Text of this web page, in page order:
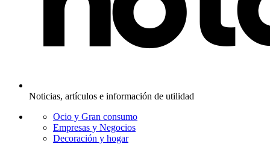
Noticias, artículos e información de utilidad
Ocio y Gran consumo
Empresas y Negocios
Decoración y hogar